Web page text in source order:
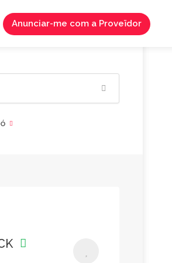
Anunciar-me com a Proveïdor